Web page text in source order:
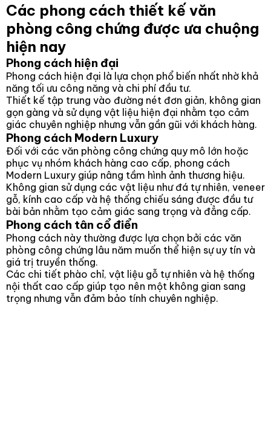
Các phong cách thiết kế văn
phòng công chứng được ưa chuộng
hiện nay
Phong cách hiện đại
Phong cách hiện đại là lựa chọn phổ biến nhất nhờ khả
năng tối ưu công năng và chi phí đầu tư.
Thiết kế tập trung vào đường nét đơn giản, không gian
gọn gàng và sử dụng vật liệu hiện đại nhằm tạo cảm
giác chuyên nghiệp nhưng vẫn gần gũi với khách hàng.
Phong cách Modern Luxury
Đối với các văn phòng công chứng quy mô lớn hoặc
phục vụ nhóm khách hàng cao cấp, phong cách
Modern Luxury giúp nâng tầm hình ảnh thương hiệu.
Không gian sử dụng các vật liệu như đá tự nhiên, veneer
gỗ, kính cao cấp và hệ thống chiếu sáng được đầu tư
bài bản nhằm tạo cảm giác sang trọng và đẳng cấp.
Phong cách tân cổ điển
Phong cách này thường được lựa chọn bởi các văn
phòng công chứng lâu năm muốn thể hiện sự uy tín và
giá trị truyền thống.
Các chi tiết phào chỉ, vật liệu gỗ tự nhiên và hệ thống
nội thất cao cấp giúp tạo nên một không gian sang
trọng nhưng vẫn đảm bảo tính chuyên nghiệp.